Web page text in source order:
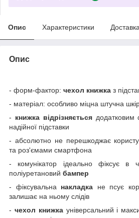
Опис Характеристики Доставка
Опис
- форм-фактор: чехол книжка з
- матеріал: особливо міцна штучна
- книжка відрізняєтьсядодатковим
надійної підставки
- абсолютно не перешкоджає
та роз'ємами смартфона
- комунікатор ідеально фіксує в
поліуретановий бампер
- фіксувальна накладка не псує
залишає на ньому слідів
- чехол книжкауніверсальний і